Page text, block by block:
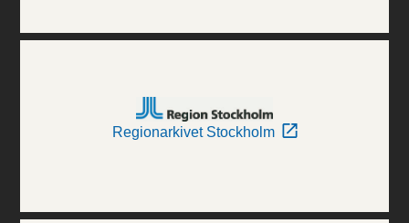
Regionarkivet Stockholm